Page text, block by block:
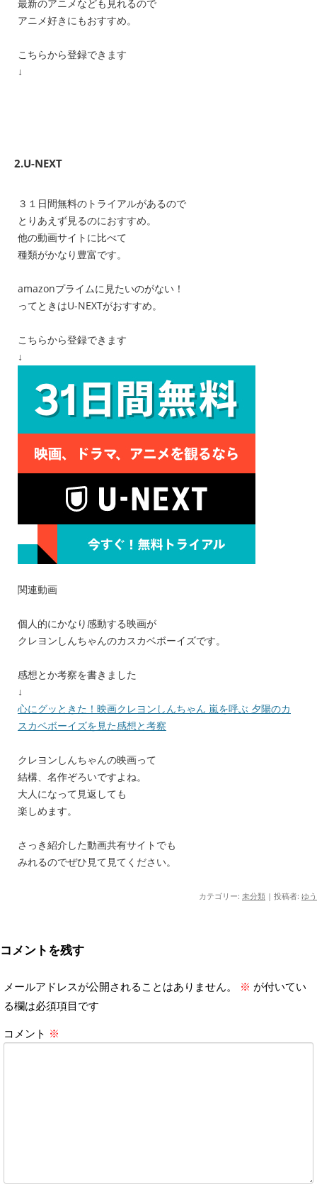
最新のアニメなども見れるので
アニメ好きにもおすすめ。
こちらから登録できます
↓
2.U-NEXT
３１日間無料のトライアルがあるので
とりあえず見るのにおすすめ。
他の動画サイトに比べて
種類がかなり豊富です。
amazonプライムに見たいのがない！
ってときはU-NEXTがおすすめ。
こちらから登録できます
↓
関連動画
個人的にかなり感動する映画が
クレヨンしんちゃんのカスカベボーイズです。
感想とか考察を書きました
↓
心にグッときた！映画クレヨンしんちゃん 嵐を呼ぶ 夕陽のカ
スカベボーイズを見た感想と考察
クレヨンしんちゃんの映画って
結構、名作ぞろいですよね。
大人になって見返しても
楽しめます。
さっき紹介した動画共有サイトでも
みれるのでぜひ見て見てください。
カテゴリー: 未分類 | 投稿者: ゆう
コメントを残す
メールアドレスが公開されることはありません。 ※ が付いてい
る欄は必須項目です
コメント ※